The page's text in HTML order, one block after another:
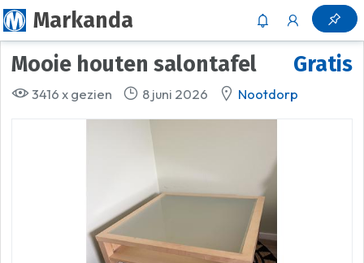
Markanda
Gratis
Mooie houten salontafel
3416 x gezien 8 juni 2026 Nootdorp